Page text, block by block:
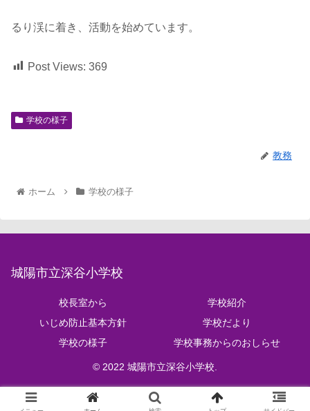
るり渓に着き、活動を始めています。
Post Views: 369
学校の様子
教務
ホーム 学校の様子
城陽市立深谷小学校
校長室から
学校紹介
いじめ防止基本方針
学校だより
学校の様子
学校事務からのおしらせ
© 2022 城陽市立深谷小学校.